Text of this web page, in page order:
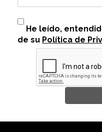
He leído,
de su Política de